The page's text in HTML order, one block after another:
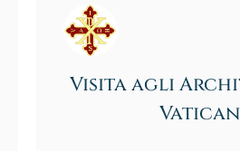
Visita agli